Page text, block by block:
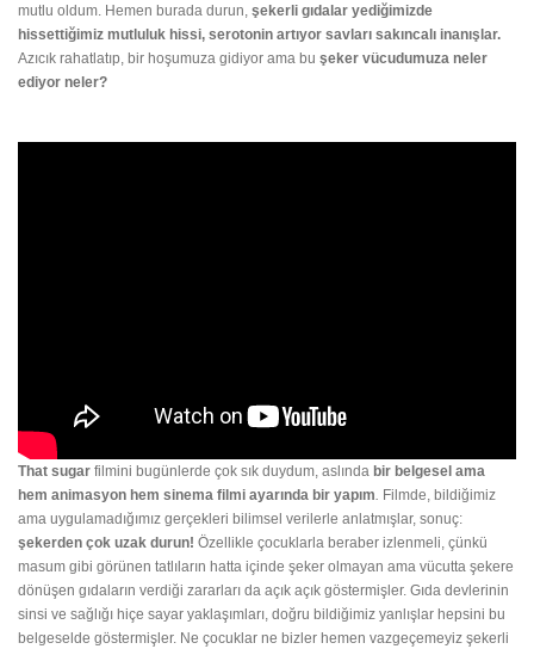
mutlu oldum. Hemen burada durun, şekerli gıdalar yediğimizde
hissettiğimiz mutluluk hissi, serotonin artıyor savları sakıncalı inanışlar.
Azıcık rahatlatıp, bir hoşumuza gidiyor ama bu şeker vücudumuza neler
ediyor neler?
That sugar filmini bugünlerde çok sık duydum, aslında bir belgesel ama
hem animasyon hem sinema filmi ayarında bir yapım. Filmde, bildiğimiz
ama uygulamadığımız gerçekleri bilimsel verilerle anlatmışlar, sonuç:
şekerden çok uzak durun! Özellikle çocuklarla beraber izlenmeli, çünkü
masum gibi görünen tatlıların hatta içinde şeker olmayan ama vücutta şekere
dönüşen gıdaların verdiği zararları da açık açık göstermişler. Gıda devlerinin
sinsi ve sağlığı hiçe sayar yaklaşımları, doğru bildiğimiz yanlışlar hepsini bu
belgeselde göstermişler. Ne çocuklar ne bizler hemen vazgeçemeyiz şekerli